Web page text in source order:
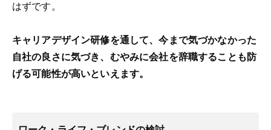
はずです。
キャリアデザイン研修を通して、今まで気づかなかった
自社の良さに気づき、むやみに会社を辞職することも防
げる可能性が高いといえます。